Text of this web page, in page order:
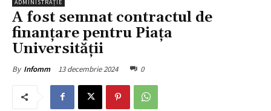
ADMINISTRAȚIE
A fost semnat contractul de
finanțare pentru Piața
Universității
By Infomm 13 decembrie 2024 0